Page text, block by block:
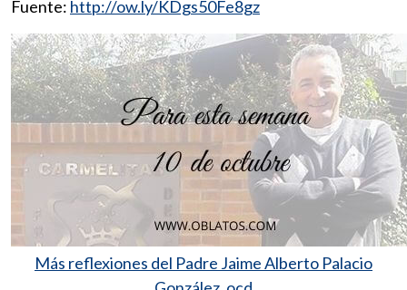
Fuente: http://ow.ly/KDgs50Fe8gz
Más reflexiones del Padre Jaime Alberto Palacio